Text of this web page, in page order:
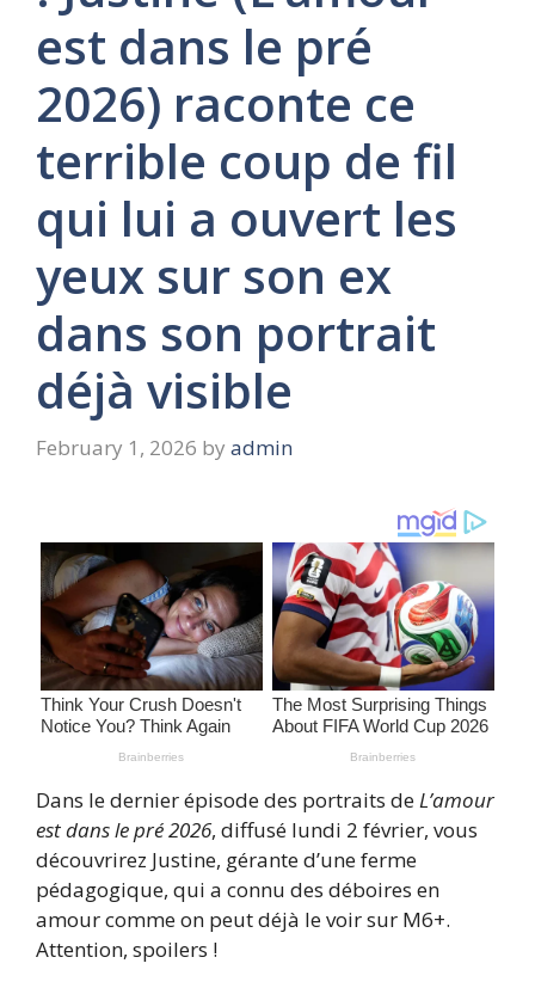
est dans le pré
2026) raconte ce
terrible coup de fil
qui lui a ouvert les
yeux sur son ex
dans son portrait
déjà visible
February 1, 2026 by admin
Dans le dernier épisode des portraits deL’amour
est dans le pré 2026, diffusé lundi 2 février, vous
découvrirez Justine, gérante d’une ferme
pédagogique, qui a connu des déboires en
amour comme on peut déjà le voir sur M6+.
Attention, spoilers !